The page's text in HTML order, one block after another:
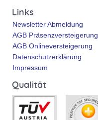
Links
Newsletter Abmeldung
AGB Präsenzversteigerung
AGB Onlineversteigerung
Datenschutzerklärung
Impressum
Qualität